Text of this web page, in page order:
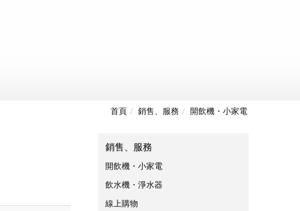
首頁 銷售、服務 開飲機・小家電
銷售、服務
開飲機・小家電
飲水機・淨水器
線上購物